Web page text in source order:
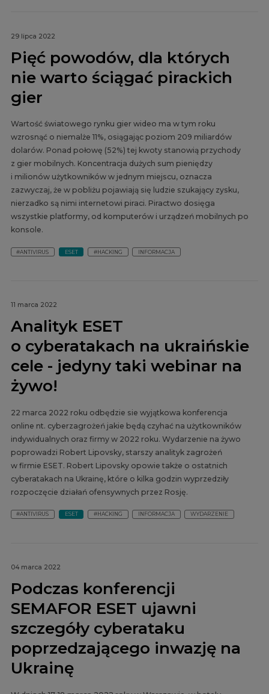
29 lipca 2022
Pięć powodów, dla których
nie warto ściągać pirackich
gier
Wartość światowego rynku gier wideo ma w tym roku
wzrosnąć o niemalże 11%, osiągając poziom 209 miliardów
dolarów. Ponad połowę (52%) tej kwoty stanowią przychody
z gier mobilnych. Koncentracja dużych sum pieniędzy
i milionów użytkowników w jednym miejscu, oznacza
zazwyczaj, że w pobliżu pojawiają się ludzie szukający zysku,
nierzadko są nimi internetowi piraci. Piractwo dosięga
wszystkie platformy, od komputerów i urządzeń mobilnych po
konsole.
#ANTIVIRUS ESET #HACKING INFORMACJA
11 marca 2022
Analityk ESET
o cyberatakach na ukraińskie
cele - jedyny taki webinar na
żywo!
22 marca 2022 roku odbędzie sie wyjątkowa konferencja
online nt. cyberzagrożeń jakie będą czyhać na użytkowników
indywidualnych oraz firmy w 2022 roku. Wydarzenie na żywo
poprowadzi Robert Lipovsky, starszy analityk zagrożeń
w firmie ESET. Robert Lipovsky opowie także o ostatnich
cyberatakach na Ukrainę, które o kilka godzin wyprzedziły
rozpoczęcie działań ofensywnych przez Rosję.
#ANTIVIRUS ESET #HACKING INFORMACJA WYDARZENIE
04 marca 2022
Podczas konferencji
SEMAFOR ESET ujawni
szczegóły cyberataku
poprzedzającego inwazję na
Ukrainę